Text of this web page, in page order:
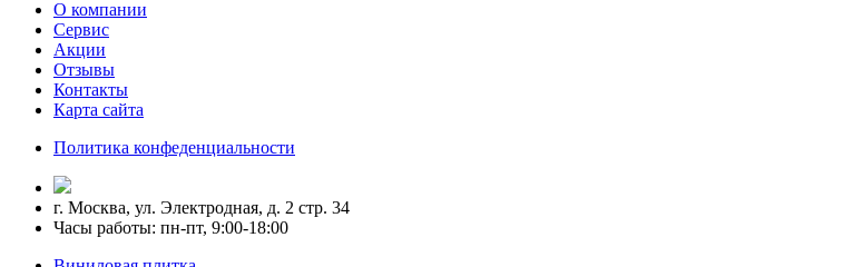
О компании
Сервис
Акции
Отзывы
Контакты
Карта сайта
Политика конфеденциальности
г. Москва, ул. Электродная, д. 2 стр. 34
Часы работы: пн-пт, 9:00-18:00